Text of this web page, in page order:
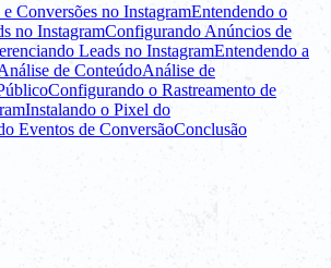
Conversões no InstagramEntendendo o
no InstagramConfigurando Anúncios de
Leads no InstagramEntendendo a
de ConteúdoAnálise de
Configurando o Rastreamento de
Instalando o Pixel do
Eventos de ConversãoConclusão